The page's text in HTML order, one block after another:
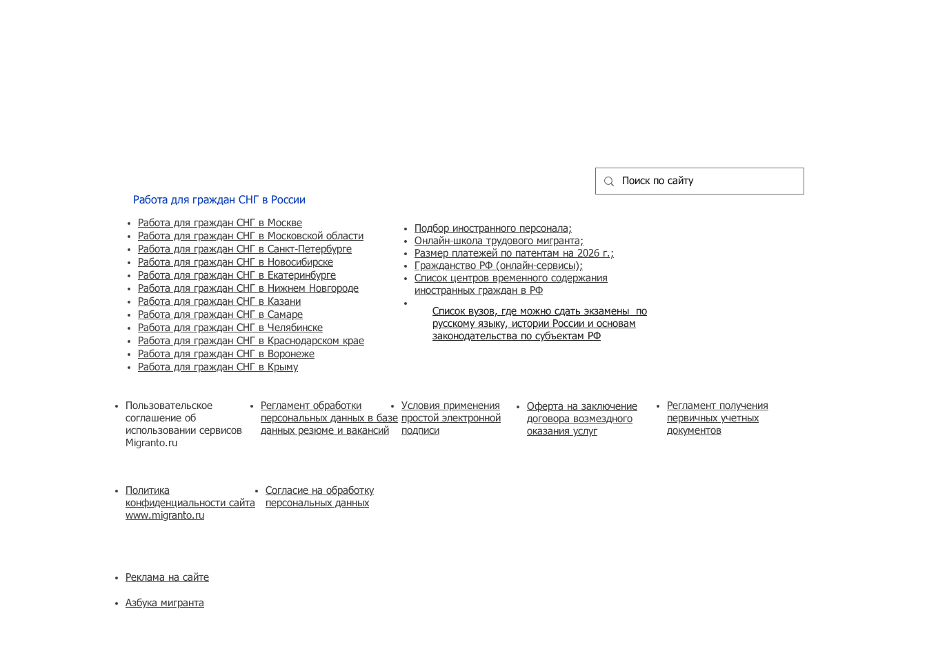
Работа для граждан СНГ в России
Работа для граждан СНГ в Москве
Работа для граждан СНГ в Московской области
Работа для граждан СНГ в Санкт-Петербурге
Работа для граждан СНГ в Новосибирске
Работа для граждан СНГ в Екатеринбурге
Работа для граждан СНГ в Нижнем Новгороде
Работа для граждан СНГ в Казани
Работа для граждан СНГ в Самаре
Работа для граждан СНГ в Челябинске
Работа для граждан СНГ в Краснодарском крае
Работа для граждан СНГ в Воронеже
Работа для граждан СНГ в Крыму
Пользовательское
соглашение об
использовании сервисов
Migranto.ru
Регламент обработки
персональных данных в базе
данных резюме и вакансий
Политика
конфиденциальности сайта
www.migranto.ru
Согласие на обработку
персональных данных
Реклама на сайте
Азбука мигранта
Список вузов, где можно сдать экзамены по
русскому языку, истории России и основам
законодательства по субъектам РФ
Подбор иностранного персонала;
Онлайн-школа трудового мигранта;
Размер платежей по патентам на 2026 г.;
Гражданство РФ (онлайн-сервисы);
Список центров временного содержания
иностранных граждан в РФ
Условия применения
простой электронной
подписи
​Оферта на заключение
договора возмездного
оказания услуг
Регламент получения
первичных учетных
документов